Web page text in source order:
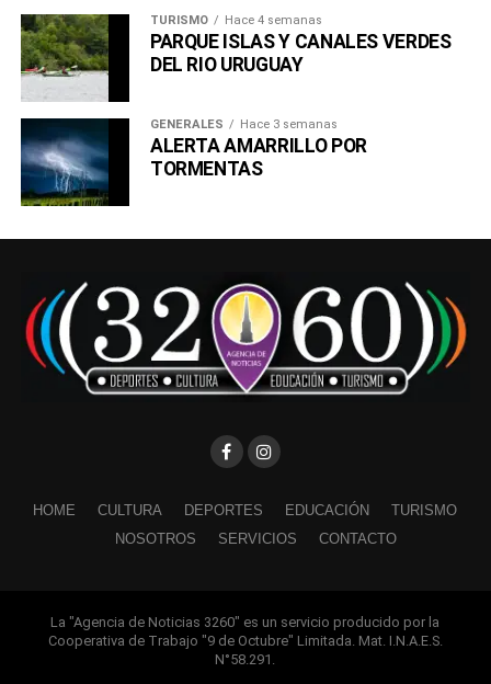
TURISMO Hace 4 semanas
PARQUE ISLAS Y CANALES VERDES
DEL RIO URUGUAY
GENERALES Hace 3 semanas
ALERTA AMARRILLO POR
TORMENTAS
HOME CULTURA DEPORTES EDUCACIÓN
TURISMO
NOSOTROS
SERVICIOS CONTACTO
La "Agencia de Noticias 3260" es un servicio producido por la
Cooperativa de Trabajo "9 de Octubre" Limitada. Mat. I.N.A.E.S.
N°58.291.